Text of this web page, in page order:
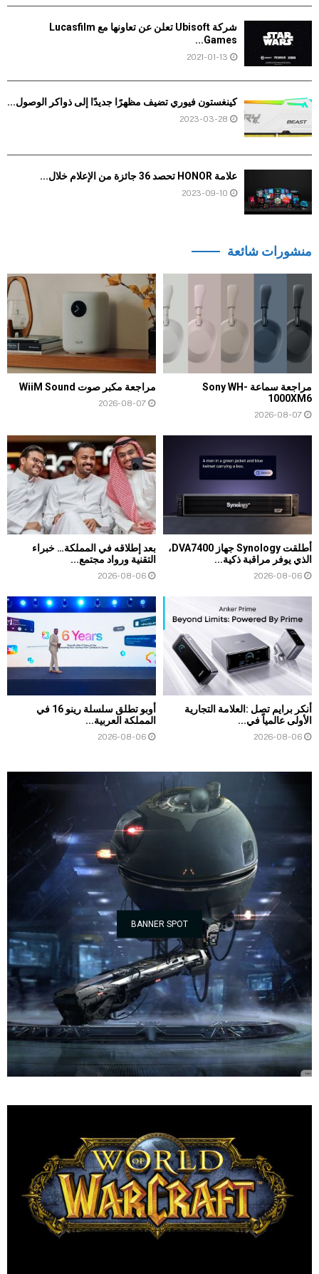
شركة Ubisoft تعلن عن تعاونها مع Lucasfilm
Games...
2021-01-13
كينغستون فيوري تضيف مظهرًا جديدًا إلى ذواكر الوصول...
2023-03-28
علامة HONOR تحصد 36 جائزة من الإعلام خلال...
2023-09-10
منشورات شائعة
مراجعة سماعة Sony WH-
1000XM6
2026-08-07
مراجعة مكبر صوت WiiM Sound
2026-08-07
أطلقت Synology جهاز DVA7400،
الذي يوفر مراقبة ذكية...
2026-08-06
بعد إطلاقه في المملكة… خبراء
التقنية ورواد مجتمع...
2026-08-06
أنكر برايم تصل :العلامة التجارية
الأولى عالمياً في...
2026-08-06
أوبو تطلق سلسلة رينو 16 في
المملكة العربية...
2026-08-06
BANNER SPOT